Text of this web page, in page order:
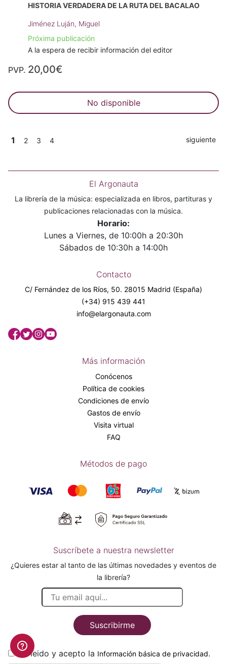
HISTORIA VERDADERA DE LA RUTA DEL BACALAO
Jiménez Luján, Miguel
Próxima publicación
A la espera de recibir información del editor
PVP. 20,00€
No disponible
1 2 3 4 siguiente
El Argonauta
La librería de la música: especializada en libros, partituras y
publicaciones relacionadas con la música.
Horario:
Lunes a Viernes, de 10:00h a 20:30h
Sábados de 10:30h a 14:00h
Contacto
C/ Fernández de los Ríos, 50. 28015 Madrid (España)
(+34) 915 439 441
info@elargonauta.com
Más información
Conócenos
Política de cookies
Condiciones de envío
Gastos de envío
Visita virtual
FAQ
Métodos de pago
Suscríbete a nuestra newsletter
¿Quieres estar al tanto de las últimas novedades y eventos de
la librería?
Suscribirme
He leido y acepto la Información básica de privacidad.